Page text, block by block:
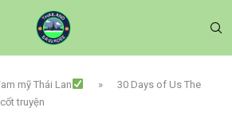
mỹ Thái Lan »
30 Days of Us The
truyện